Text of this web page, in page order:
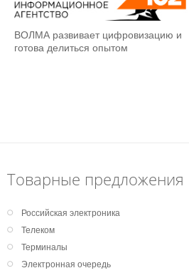
ВОЛМА развивает цифровизацию и
готова делиться опытом
Товарные предложения
Российская электроника
Телеком
Терминалы
Электронная очередь